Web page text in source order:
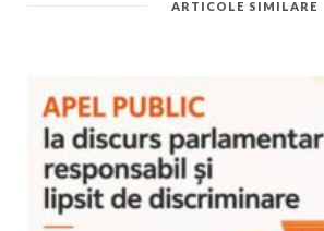
ARTICOLE SIMILARE